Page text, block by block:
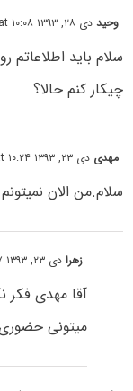
وحیددی ۲۸, ۱۳۹۳ at ۱۰:۰۸ ب٫ظ
سلام باید اطلاعاتم
چیکار کنم حالا؟
مهدی دی ۲۳, ۱۳۹۳ at ۱۰:۲۴ ق٫ظ
سلام.من الان
زهرادی ۲۳, ۱۳۹۳ at ۱۰:۴۷ ق٫ظ
آقا مهدی فکر
میتونی